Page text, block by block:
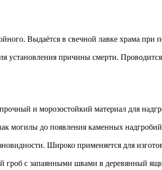
Выдаётся в свечной лавке храма при
установления причины смерти.
и морозостойкий материал для
могилы до появления каменных
Широко применяется для
гроб с запаянными швами в деревянный